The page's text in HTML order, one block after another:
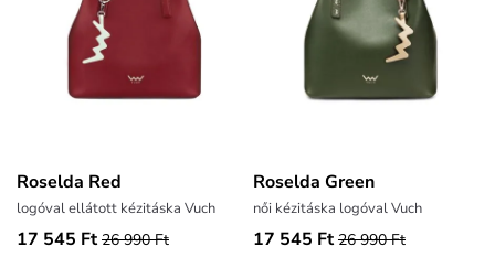
Roselda Red
logóval ellátott kézitáska Vuch
17 545 Ft 26 990 Ft
Roselda Green
női kézitáska logóval Vuch
17 545 Ft 26 990 Ft